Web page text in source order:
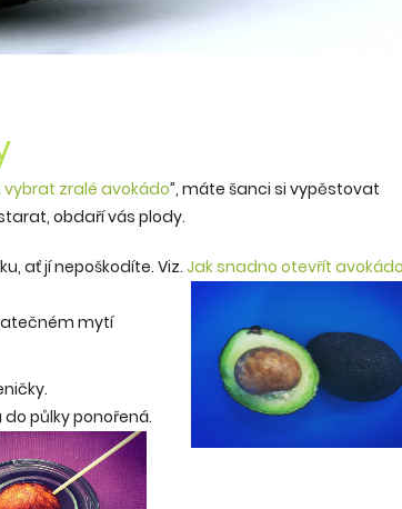
vybrat zralé avokádo”, máte šanci si vypěstovat
obdaří vás plody.
ať jí nepoškodíte. Viz.Jak snadno otevřít
mytí
do půlkyponořená.